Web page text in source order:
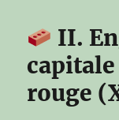
II.
rouge